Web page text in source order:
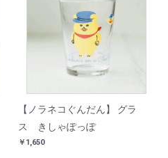
【ノラネコぐんだん】 グラ
ス きしゃぽっぽ
￥1,650